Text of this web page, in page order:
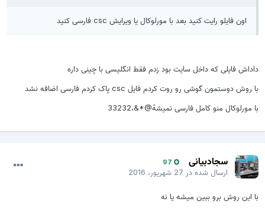
اون فایلو رایت کنید بعد با مورلوکال یا ویرایش csc فارسی کنید
داداش فایلی که داخل سایت بود زدم فقط انگلیسی با چینی داره
با روش دوستمون گوشی رو روت کردم فایل csc پاک کردم فارسی اضافه نشد
با مورلوکال منو کامل فارسی نمیشهً@*&،33232
سجادبیانی 97
ارسال شده در27 شهریور، 2016
با این روش برو ببین میشه یا نه